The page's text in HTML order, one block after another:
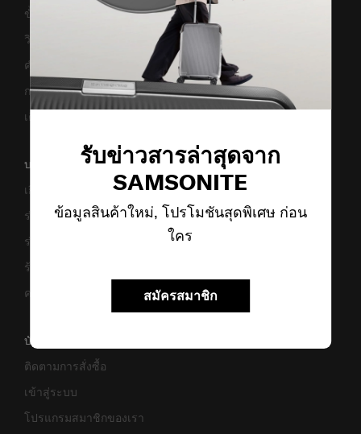
รับข่าวสารล่าสุดจาก
SAMSONITE
ข้อมูลสินค้าใหม่, โปรโมชันสุดพิเศษ ก่อน
ใคร
สมัครสมาชิก
ขั้นตอนการผ่อนชำระ
วิธีเซ็ตรหัสล็อค
คำแนะนำในการดูแล
การแจ้งเตือนเว็บไซต์ปลอม
เตือนภัย! มิจฉาชีพ
บริษัทของเรา
เกี่ยวกับเรา
ร่วมงานกับเรา
ร่วมธุรกิจ
ร้านค้า
ความยั่งยืน
บัญชี
ติดตามการสั่งซื้อ
เข้าสู่ระบบ
โปรแกรมสมาชิกของเรา